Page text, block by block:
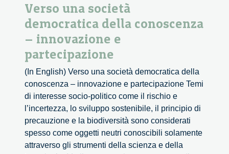
Verso una società
democratica della conoscenza
– innovazione e
partecipazione
(In English) Verso una società democratica della
conoscenza – innovazione e partecipazione Temi
di interesse socio-politico come il rischio e
l’incertezza, lo sviluppo sostenibile, il principio di
precauzione e la biodiversità sono considerati
spesso come oggetti neutri conoscibili solamente
attraverso gli strumenti della scienza e della